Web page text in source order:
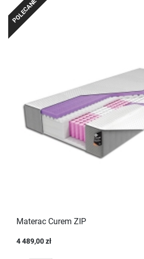
POLECANE
Materac Curem ZIP
4 489,00 zł